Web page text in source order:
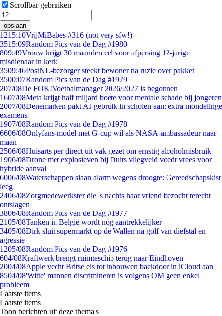
Scrollbar gebruiken
opslaan
1215:10VrijMiBabes #316 (not very sfw!)
3515:09Random Pics van de Dag #1980
809:49Vrouw krijgt 30 maanden cel voor afpersing 12-jarige
misdienaar in kerk
3509:46PostNL-bezorger steekt bewoner na ruzie over pakket
3500:07Random Pics van de Dag #1979
207/08De FOK!Voetbalmanager 2026/2027 is begonnen
1607/08Meta krijgt half miljard boete voor mentale schade bij jongeren
2007/08Denemarken pakt AI-gebruik in scholen aan: extra mondelinge
examens
1907/08Random Pics van de Dag #1978
6606/08Onlyfans-model met G-cup wil als NASA-ambassadeur naar
maan
2506/08Huisarts per direct uit vak gezet om ernstig alcoholmisbruik
1906/08Drone met explosieven bij Duits vliegveld voedt vrees voor
hybride aanval
6006/08Waterschappen slaan alarm wegens droogte: Gereedschapskist
leeg
2406/08Zorgmedewerkster die 's nachts haar vriend bezocht terecht
ontslagen
3806/08Random Pics van de Dag #1977
2105/08Tanken in België wordt nóg aantrekkelijker
3405/08Dirk sluit supermarkt op de Wallen na golf van diefstal en
agressie
1205/08Random Pics van de Dag #1976
604/08Kraftwerk brengt ruimteschip terug naar Eindhoven
2004/08Apple vecht Britse eis tot inbouwen backdoor in iCloud aan
8504/08'Witte' mannen discrimineren is volgens OM geen enkel
probleem
Laatste items
Laatste items
Toon berichten uit deze thema's